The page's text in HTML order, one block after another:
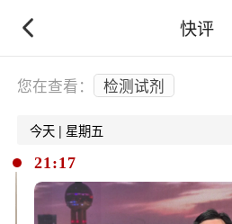
快评
下拉刷新
您在查看： 检测试剂
今天 | 星期五
21:17